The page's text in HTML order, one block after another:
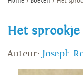
Het sprookje
Auteur: Joseph